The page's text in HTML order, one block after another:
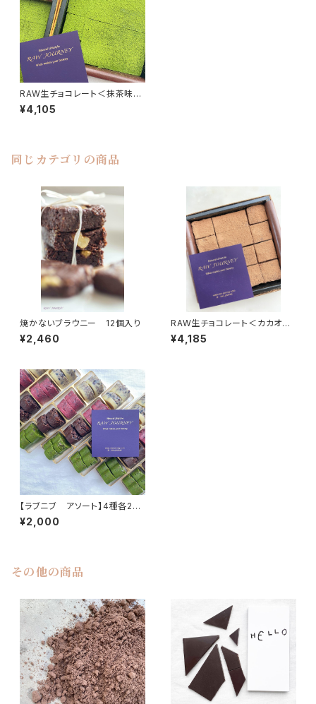
RAW生チョコレート＜抹茶味
＞ 16個入り ※冷蔵便
¥4,105
同じカテゴリの商品
焼かないブラウニー 12個入り
¥2,460
RAW生チョコレート＜カカオ味
＞ 16個入り ※冷蔵便
¥4,185
【ラブニブ アソート】4種各2
個 計８個入り
¥2,000
その他の商品